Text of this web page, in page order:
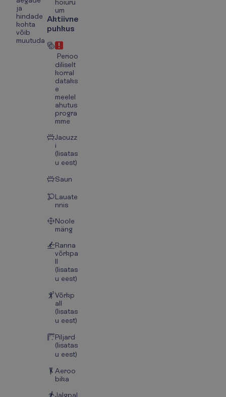
ja
hindade
kohta
võib
muutuda
hoiuru
um
Aktiivne
puhkus
Perioo
diliselt
korral
dataks
e
meelel
ahutus
progra
mme
Jacuzz
i
(lisatas
u eest)
Saun
Lauate
nnis
Noole
mäng
Ranna
võrkpa
ll
(lisatas
u eest)
Võrkp
all
(lisatas
u eest)
Piljard
(lisatas
u eest)
Aeroo
bika
Jalgpal